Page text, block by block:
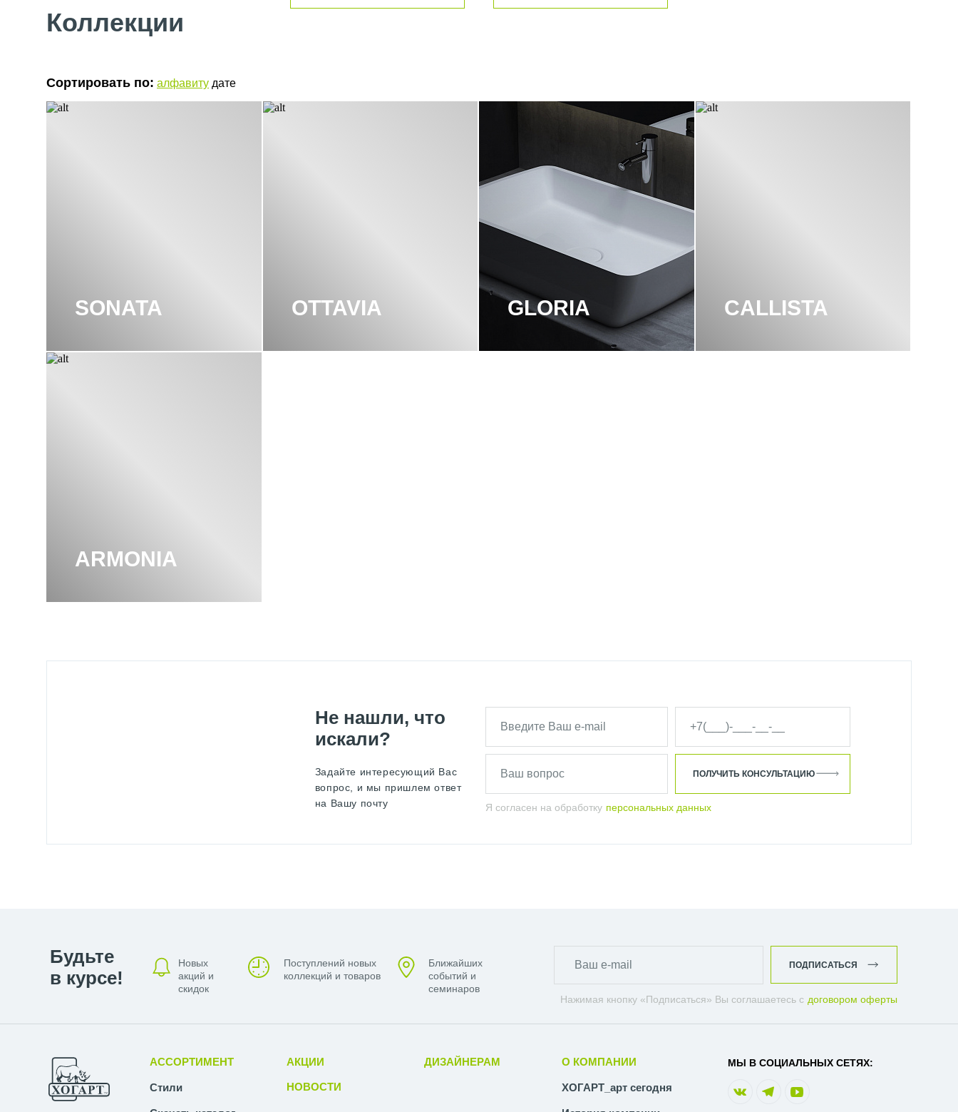
являются отличным выбором для тех, кто ищет стильное и функциональное решение для своей ванной
комнаты или кухни. Они сочетают в себе превосходное качество, изысканный дизайн и простоту установки и ухода.
Коллекции
Сортировать по: алфавиту дате
SONATA OTTAVIA GLORIA CALLISTA
ARMONIA
Не нашли, что
искали?
Задайте интересующий Вас
вопрос, и мы пришлем ответ
на Вашу почту
Я согласен на обработку персональных данных
ПОЛУЧИТЬ КОНСУЛЬТАЦИЮ
Будьте
в курсе!
Новых
акций и
скидок
Поступлений новых
коллекций и товаров
Ближайших
событий и
семинаров
Нажимая кнопку «Подписаться» Вы соглашаетесь с договором оферты
ПОДПИСАТЬСЯ
АССОРТИМЕНТ
Стили
АКЦИИ
НОВОСТИ
ДИЗАЙНЕРАМ О КОМПАНИИ
ХОГАРТ_арт сегодня
МЫ В СОЦИАЛЬНЫХ СЕТЯХ: